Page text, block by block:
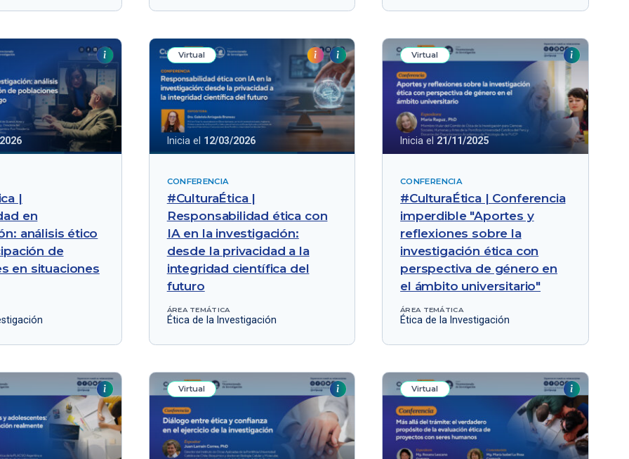
|
en
análisis ético
de
en situaciones
Virtual
Inicia el 12/03/2026
CONFERENCIA
#CulturaÉtica |
Responsabilidad ética con
IA en la investigación:
desde la privacidad a la
integridad científica del
futuro
ÁREA TEMÁTICA
Ética de la Investigación
Virtual
Inicia el 21/11/2025
CONFERENCIA
#CulturaÉtica | Conferencia
imperdible "Aportes y
reflexiones sobre la
investigación ética con
perspectiva de género en
el ámbito universitario"
ÁREA TEMÁTICA
Ética de la Investigación
Virtual Virtual